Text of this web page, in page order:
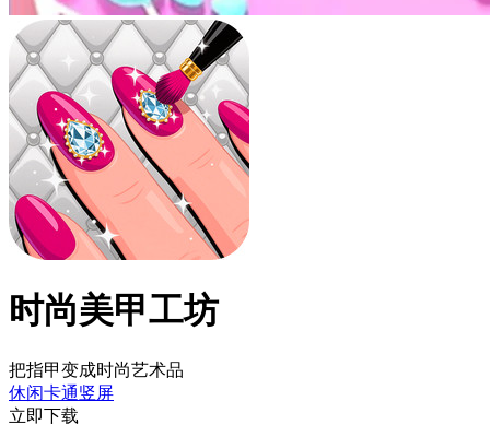
时尚美甲工坊
把指甲变成时尚艺术品
休闲卡通竖屏
立即下载